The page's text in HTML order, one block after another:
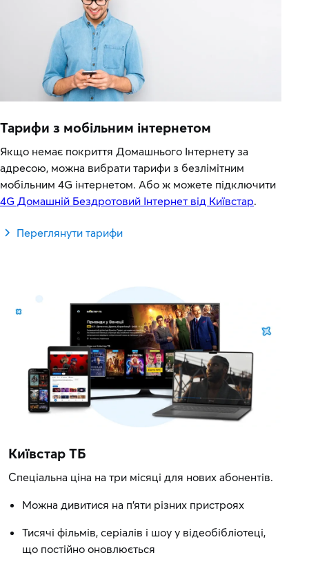
Тарифи з мобільним інтернетом
Якщо немає покриття Домашнього Інтернету за
адресою, можна вибрати тарифи з безлімітним
мобільним 4G інтернетом. Або ж можете підключити
4G Домашній Бездротовий Інтернет від Київстар.
Переглянути тарифи
Київстар ТБ
Спеціальна ціна на три місяці для нових абонентів.
Можна дивитися на п'яти різних пристроях
Тисячі фільмів, серіалів і шоу у відеобібліотеці,
що постійно оновлюється